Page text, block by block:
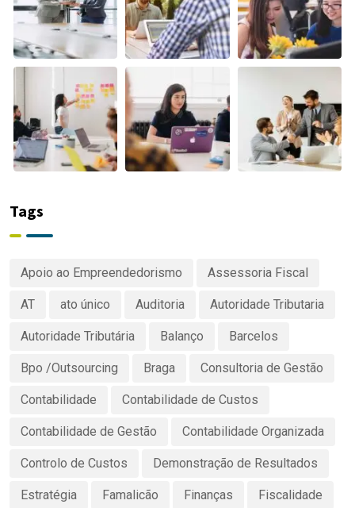
Tags
Apoio ao Empreendedorismo Assessoria Fiscal
AT ato único Auditoria Autoridade Tributaria
Autoridade Tributária Balanço Barcelos
Bpo /Outsourcing Braga Consultoria de Gestão
Contabilidade Contabilidade de Custos
Contabilidade de Gestão Contabilidade Organizada
Controlo de Custos Demonstração de Resultados
Estratégia Famalicão Finanças Fiscalidade